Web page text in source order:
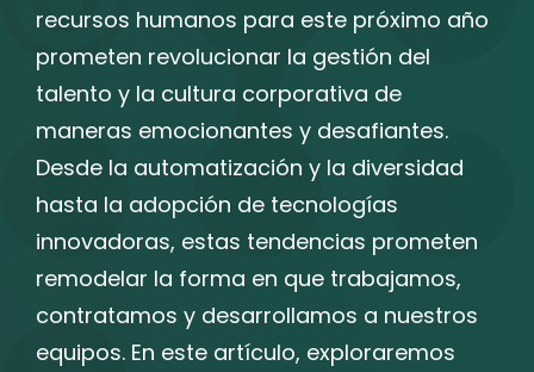
recursos humanos para este próximo año
prometen revolucionar la gestión del
talento y la cultura corporativa de
maneras emocionantes y desafiantes.
Desde la automatización y la diversidad
hasta la adopción de tecnologías
innovadoras, estas tendencias prometen
remodelar la forma en que trabajamos,
contratamos y desarrollamos a nuestros
equipos. En este artículo, exploraremos